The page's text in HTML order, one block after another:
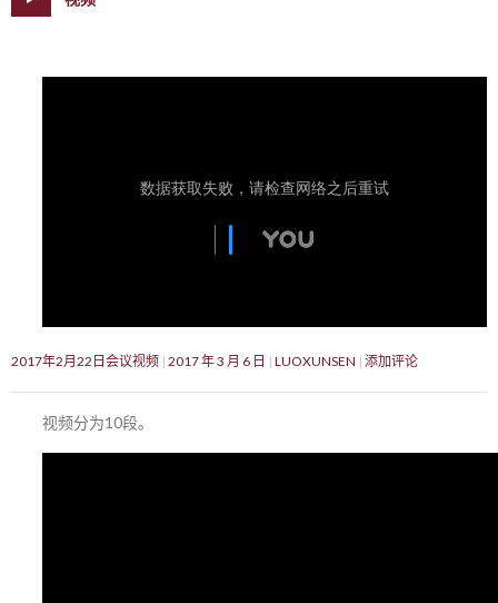
2017年2月22日会议视频 2017 年 3 月 6 日 LUOXUNSEN 添加评论
视频分为10段。